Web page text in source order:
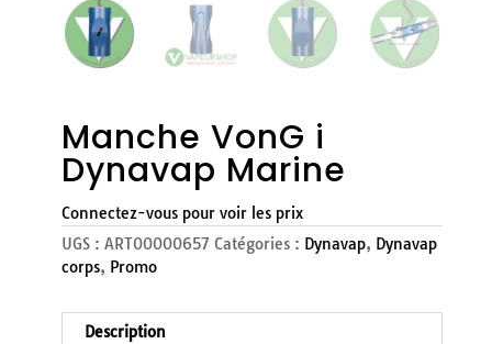
Manche VonG i
Dynavap Marine
Connectez-vous pour voir les prix
UGS : ART00000657 Catégories : Dynavap, Dynavap
corps, Promo
Description